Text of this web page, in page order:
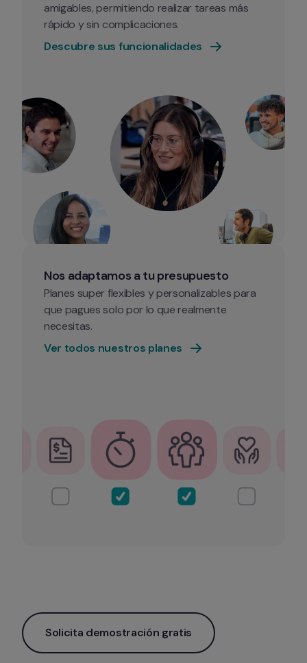
amigables, permitiendo realizar tareas más
rápido y sin complicaciones.
Descubre sus funcionalidades
Nos adaptamos a tu presupuesto
Planes super flexibles y personalizables para
que pagues solo por lo que realmente
necesitas.
Ver todos nuestros planes
Solicita demostración gratis